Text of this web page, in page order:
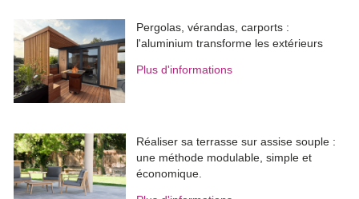
Pergolas, vérandas, carports :
l'aluminium transforme les extérieurs
Plus d'informations
Réaliser sa terrasse sur assise souple :
une méthode modulable, simple et
économique.